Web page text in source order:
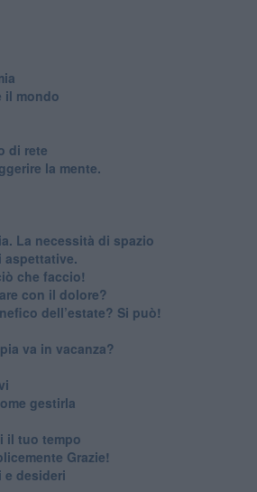
il mondo
di rete
la mente.
La necessità di spazio
aspettative.
che faccio!
con il dolore?
dell’estate? Si può!
va in vacanza?
gestirla
il tuo tempo
Grazie!
desideri